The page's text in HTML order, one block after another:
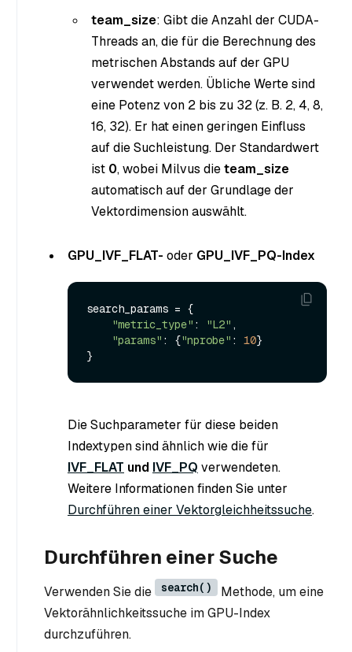
team_size: Gibt die Anzahl der CUDA-
Threads an, die für die Berechnung des
metrischen Abstands auf der GPU
verwendet werden. Übliche Werte sind
eine Potenz von 2 bis zu 32 (z. B. 2, 4, 8,
16, 32). Er hat einen geringen Einfluss
auf die Suchleistung. Der Standardwert
ist 0, wobei Milvus dieteam_size
automatisch auf der Grundlage der
Vektordimension auswählt.
GPU_IVF_FLAT- oder GPU_IVF_PQ-Index
search_params = {
"metric_type" : "L2" ,
"params" : {"nprobe" : 10}
Die Suchparameter für diese beiden
Indextypen sind ähnlich wie die für
IVF_FLAT und IVF_PQ verwendeten.
Weitere Informationen finden Sie unter
Durchführen einer Vektorgleichheitssuche.
Durchführen einer Suche
Verwenden Sie die search()
Methode, um eine
Vektorähnlichkeitssuche im GPU-Index
durchzuführen.